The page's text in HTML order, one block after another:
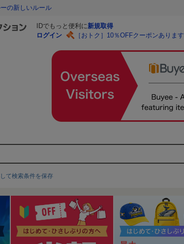
の新しいルール
IDでもっと便利に 新規取得
ログイン
［おトク］10％OFFクーポンあります
て検索条件を保存